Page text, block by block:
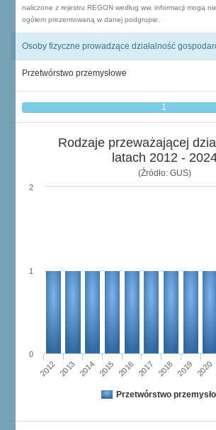
naliczone z rejestru REGON według ww. informacji mogą
ogółem prezentowaną w danej podgrupie.
Osoby fizyczne prowadzące działalność
Przetwórstwo przemysłowe
1
Rodzaje przeważającej
latach 2012 -
(Źródło: GUS)
2012 2013 2014 2015 2016 2017 2018 2019 2020
0
1
2
Przetwórstwo